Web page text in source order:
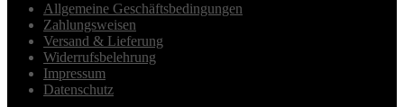
Allgemeine Geschäftsbedingungen
Zahlungsweisen
Versand & Lieferung
Widerrufsbelehrung
Impressum
Datenschutz